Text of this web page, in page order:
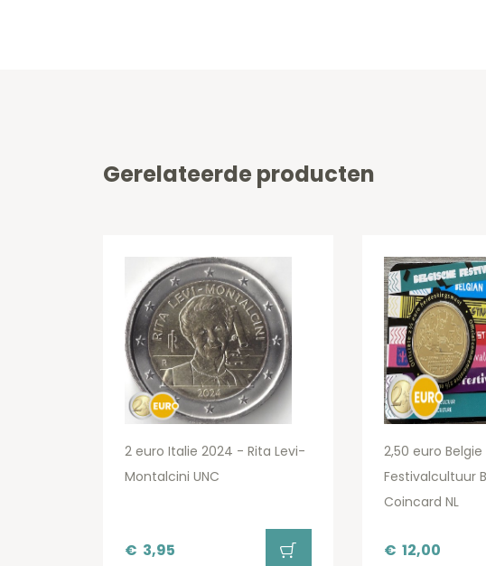
Gerelateerde producten
2 euro Italie 2024 - Rita Levi-
Montalcini UNC
€ 3,95
2,50 euro
Festivalcultuur
Coincard NL
€ 12,00